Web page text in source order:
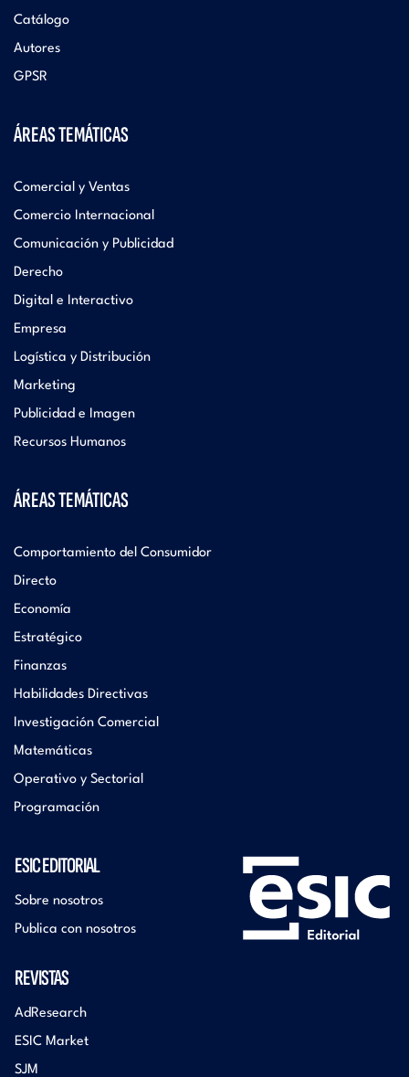
Catálogo
Autores
GPSR
ÁREAS TEMÁTICAS
Comercial y Ventas
Comercio Internacional
Comunicación y Publicidad
Derecho
Digital e Interactivo
Empresa
Logística y Distribución
Marketing
Publicidad e Imagen
Recursos Humanos
ÁREAS TEMÁTICAS
Comportamiento del Consumidor
Directo
Economía
Estratégico
Finanzas
Habilidades Directivas
Investigación Comercial
Matemáticas
Operativo y Sectorial
Programación
ESIC EDITORIAL
Sobre nosotros
Publica con nosotros
REVISTAS
AdResearch
ESIC Market
SJM